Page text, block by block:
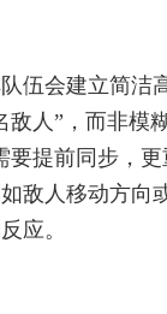
伍会建立简洁
人”，而非模
提前同步，
敌人移动方向
应。